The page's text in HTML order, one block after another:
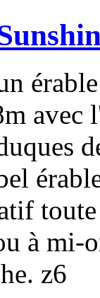
avec
à mi-
z6